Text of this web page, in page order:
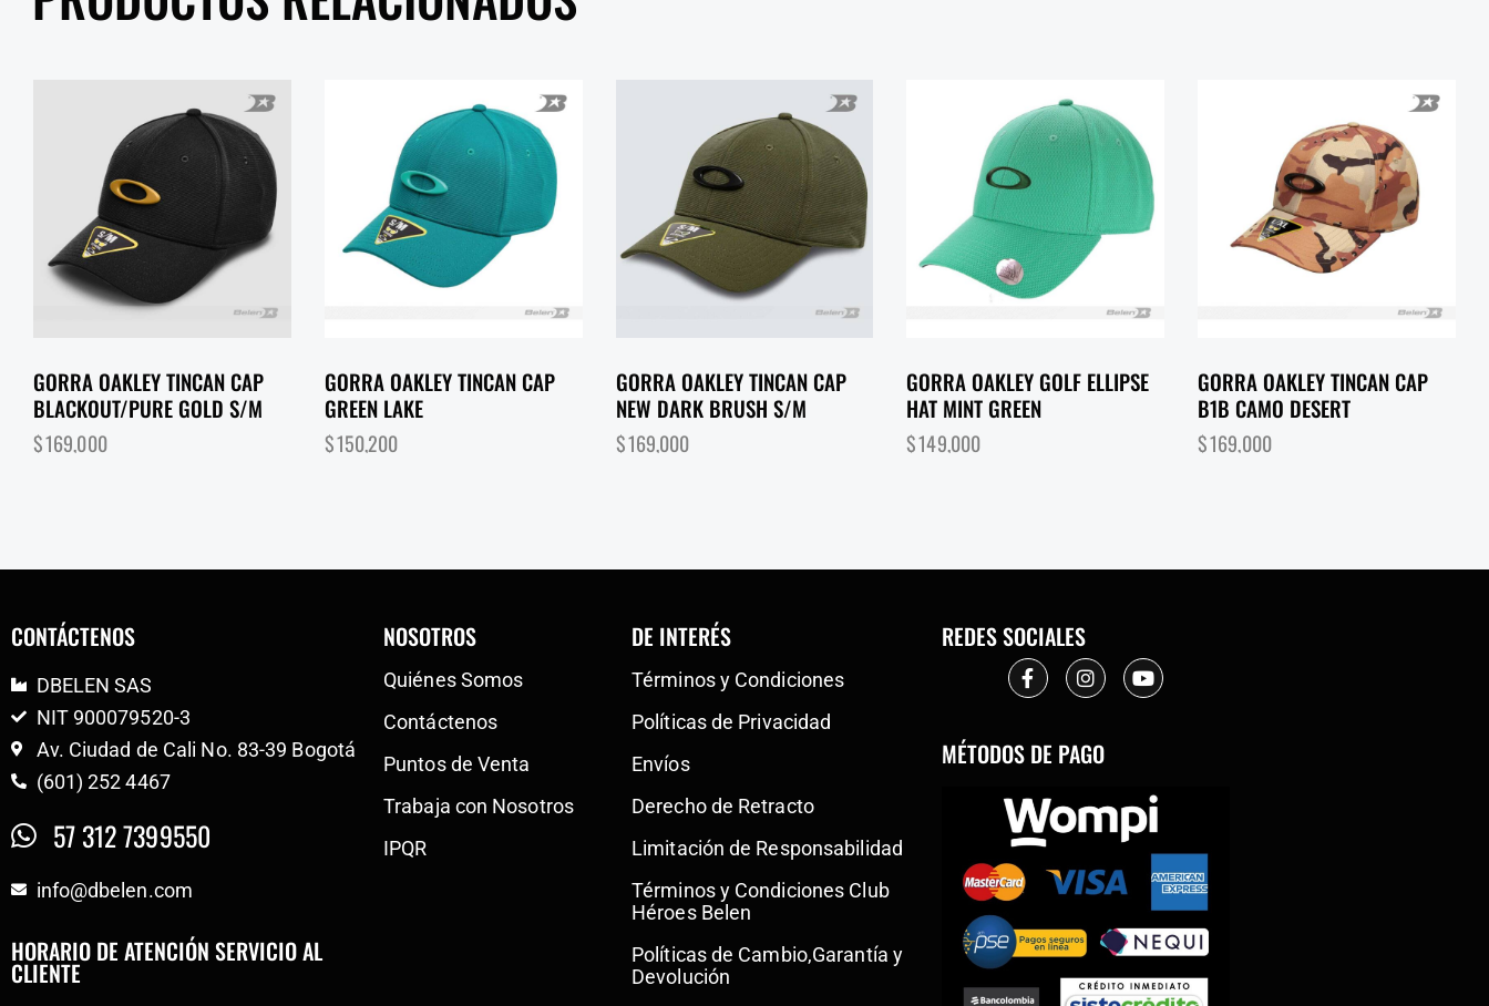
GORRA OAKLEY TINCAN CAP
BLACKOUT/PURE GOLD S/M
$169,000
GORRA OAKLEY TINCAN CAP
GREEN LAKE
$150,200
GORRA OAKLEY TINCAN CAP
NEW DARK BRUSH S/M
$169,000
GORRA OAKLEY GOLF ELLIPSE
HAT MINT GREEN
$149,000
GORRA OAKLEY TINCAN CAP
B1B CAMO DESERT
$169,000
CONTÁCTENOS
DBELEN SAS
NIT 900079520-3
Av. Ciudad de Cali No. 83-39 Bogotá
(601) 252 4467
57 312 7399550
info@dbelen.com
HORARIO DE ATENCIÓN SERVICIO AL
CLIENTE
NOSOTROS
Quiénes Somos
Contáctenos
Puntos de Venta
Trabaja con Nosotros
IPQR
DE INTERÉS
Términos y Condiciones
Políticas de Privacidad
Envíos
Derecho de Retracto
Limitación de Responsabilidad
Términos y Condiciones Club
Héroes Belen
Políticas de Cambio,Garantía y
Devolución
REDES SOCIALES
MÉTODOS DE PAGO